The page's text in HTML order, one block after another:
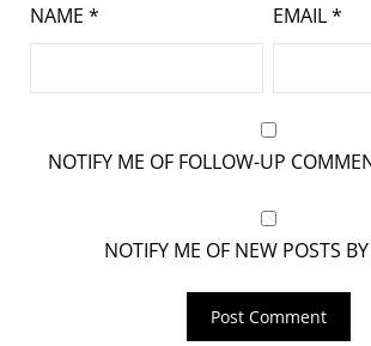
NAME * EMAIL*
NOTIFY ME OF FOLLOW-UP
NOTIFY ME OF NEW POSTS